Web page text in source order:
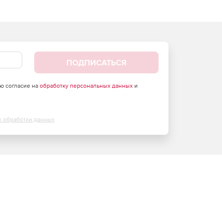
ПОДПИСАТЬСЯ
согласие на обработку персональных данныхи
обработки данных